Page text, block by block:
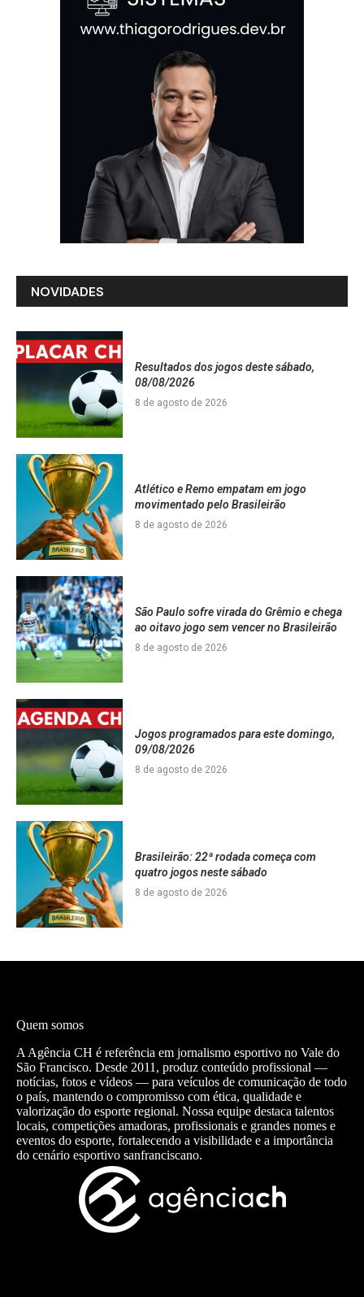
NOVIDADES
Resultados dos jogos deste sábado,
08/08/2026
8 de agosto de 2026
Atlético e Remo empatam em jogo
movimentado pelo Brasileirão
8 de agosto de 2026
São Paulo sofre virada do Grêmio e chega
ao oitavo jogo sem vencer no Brasileirão
8 de agosto de 2026
Jogos programados para este domingo,
09/08/2026
8 de agosto de 2026
Brasileirão: 22ª rodada começa com
quatro jogos neste sábado
8 de agosto de 2026
Quem somos
A Agência CH é referência em jornalismo esportivo no Vale do
São Francisco. Desde 2011, produz conteúdo profissional —
notícias, fotos e vídeos — para veículos de comunicação de todo
o país, mantendo o compromisso com ética, qualidade e
valorização do esporte regional. Nossa equipe destaca talentos
locais, competições amadoras, profissionais e grandes nomes e
eventos do esporte, fortalecendo a visibilidade e a importância
do cenário esportivo sanfranciscano.